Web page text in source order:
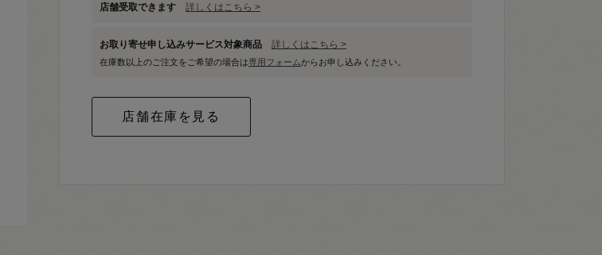
店舗受取できます 詳しくはこちら >
お取り寄せ申し込みサービス対象商品 詳しくはこちら >
在庫数以上のご注文をご希望の場合は専用フォームからお申し込みください。